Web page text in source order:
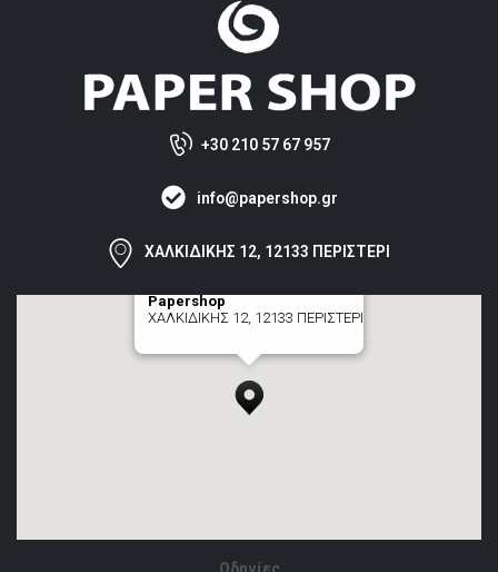
+30 210 57 67 957
info@papershop.gr
ΧΑΛΚΙΔΙΚΗΣ 12, 12133 ΠΕΡΙΣΤΕΡΙ
Papershop
ΧΑΛΚΙΔΙΚΗΣ 12, 12133 ΠΕΡΙΣΤΕΡΙ
Οδηγίες